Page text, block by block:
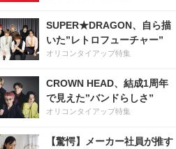
SUPER★DRAGON、自ら描
いた”レトロフューチャー”
オリコンタイアップ特集
CROWN HEAD、結成1周年
で見えた”バンドらしさ”
オリコンタイアップ特集
【驚愕】メーカー社員が推す